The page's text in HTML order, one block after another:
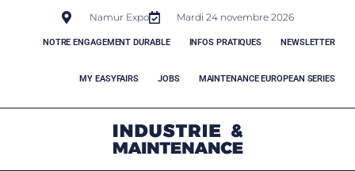
Namur Expo Mardi 24 novembre 2026
NOTRE ENGAGEMENT DURABLE INFOS PRATIQUES NEWSLETTER
MY EASYFAIRS JOBS MAINTENANCE EUROPEAN SERIES